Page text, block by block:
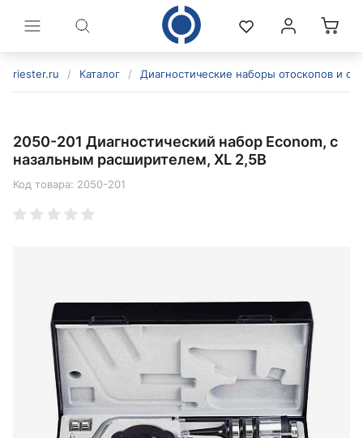
riester.ru / Каталог / Диагностические наборы отоскопов и
2050-201 Диагностический набор Econom, с
назальным расширителем, XL 2,5В
Код товара: 2050-201